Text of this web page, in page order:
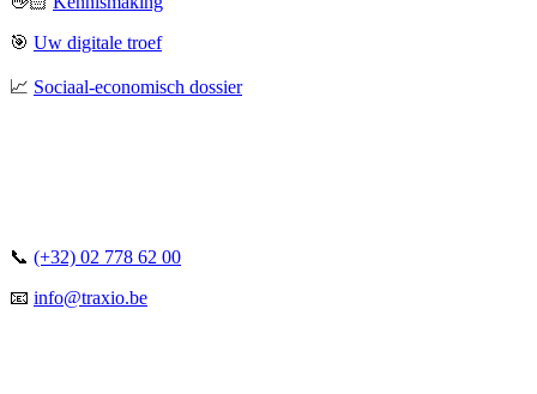
🎯 Uw digitale troef
📈 Sociaal-economisch dossier
📞 (+32) 02 778 62 00
📧 info@traxio.be